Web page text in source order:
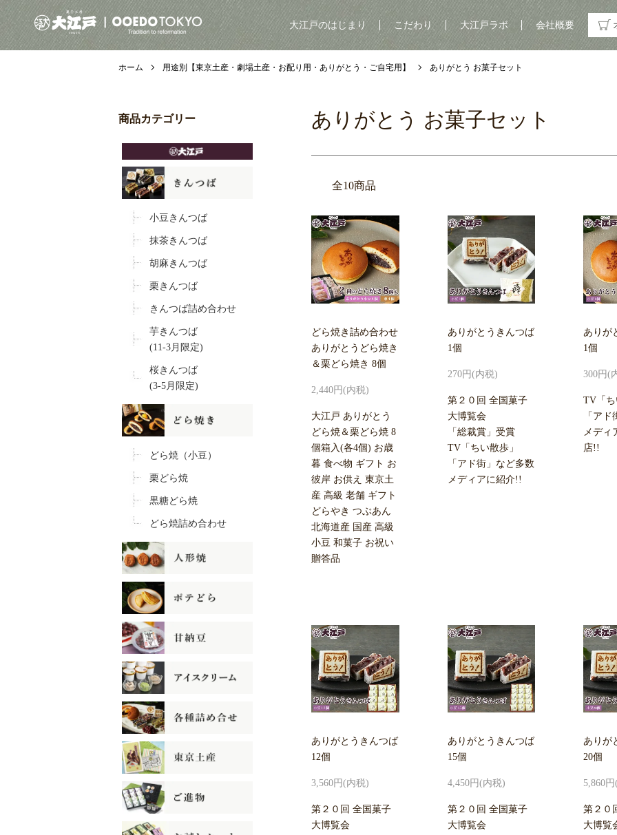
大江戸のはじまり こだわり 大江戸ラボ 会社概要
ホーム 用途別【東京土産・劇場土産・お配り用・ありがとう・ご自宅用】 ありがとう お菓子セット
ありがとう お菓子セット
全10商品
どら焼き詰め合わせ
ありがとうどら焼き
＆栗どら焼き 8個
2,440円(内税)
大江戸 ありがとう
どら焼＆栗どら焼 8
個箱入(各4個) お歳
暮 食べ物 ギフト お
彼岸 お供え 東京土
産 高級 老舗 ギフト
どらやき つぶあん
北海道産 国産 高級
小豆 和菓子 お祝い
贈答品
ありがとうきんつば
1個
270円(内税)
第２０回 全国菓子
大博覧会
「総裁賞」受賞
TV「ちい散歩」
「アド街」など多数
メディアに紹介!!
ありが
1個
300円(
TV「ち
「ア
メディ
店!!
ありがとうきんつば
12個
3,560円(内税)
第２０回 全国菓子
大博覧会
ありがとうきんつば
15個
4,450円(内税)
第２０回 全国菓子
大博覧会
ありが
20個
5,860
第２０
大博覧
商品カテゴリー
小豆きんつば
抹茶きんつば
胡麻きんつば
栗きんつば
きんつば詰め合わせ
芋きんつば
(11-3月限定)
桜きんつば
(3-5月限定)
どら焼（小豆）
栗どら焼
黒糖どら焼
どら焼詰め合わせ